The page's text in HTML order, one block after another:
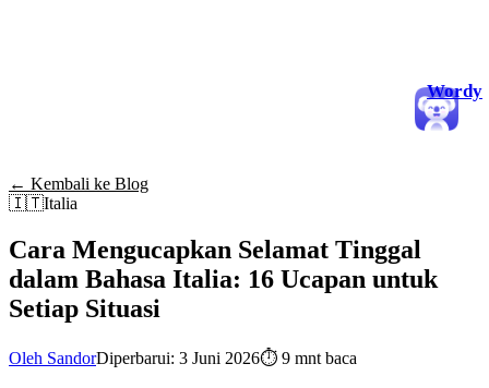
Wordy
← Kembali ke Blog
🇮🇹Italia
Cara Mengucapkan Selamat Tinggal
dalam Bahasa Italia: 16 Ucapan untuk
Setiap Situasi
Oleh SandorDiperbarui: 3 Juni 2026⏱ 9 mnt baca